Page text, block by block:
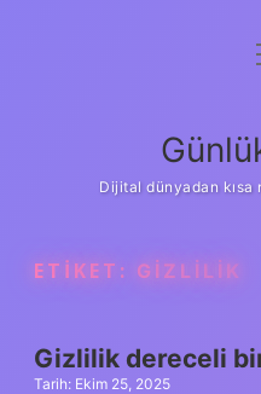
Dijital dünyadan kısa
ETIKET: GIZLILIK
Gizlilik dereceli
Tarih: Ekim 25, 2025